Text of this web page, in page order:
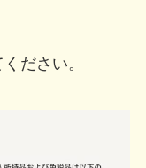
ださい。